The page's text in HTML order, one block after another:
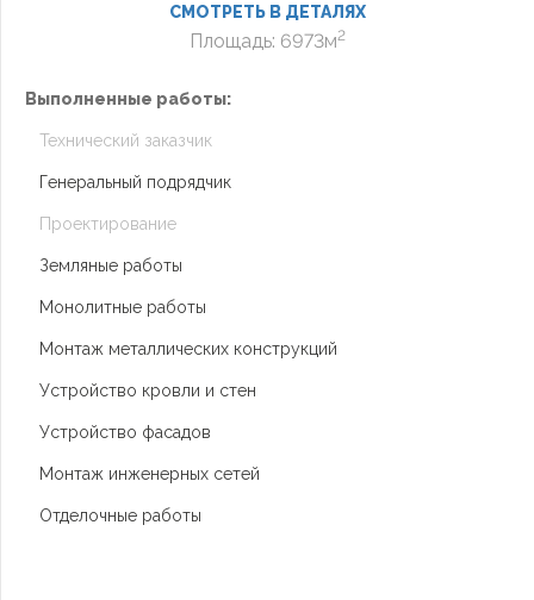
СМОТРЕТЬ В ДЕТАЛЯХ
Площадь: 6973м2
Выполненные работы:
Технический заказчик
Генеральный подрядчик
Проектирование
Земляные работы
Монолитные работы
Монтаж металлических конструкций
Устройство кровли и стен
Устройство фасадов
Монтаж инженерных сетей
Отделочные работы